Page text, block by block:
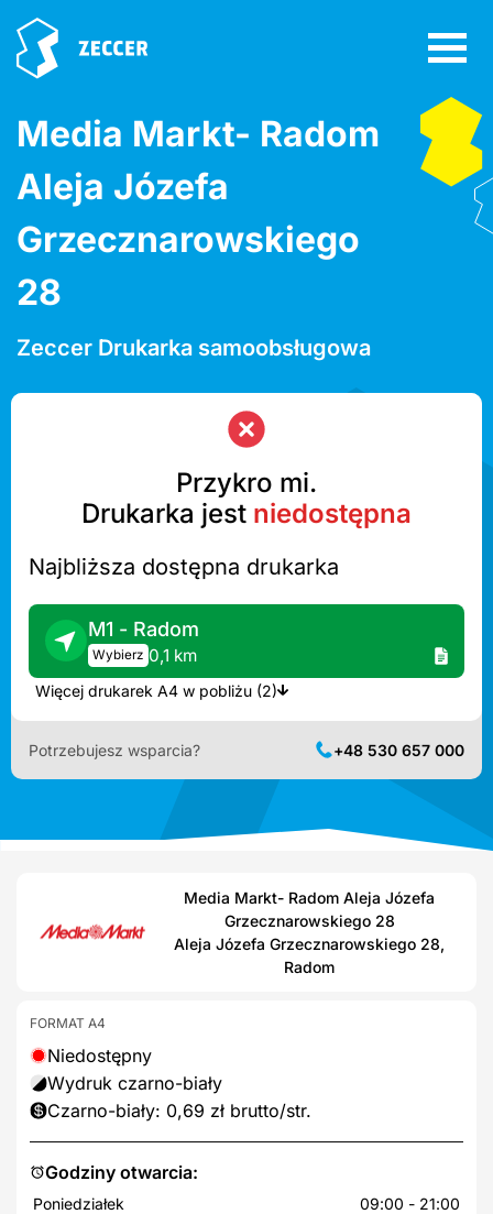
Media Markt- Radom
Aleja Józefa
Grzecznarowskiego
28
Zeccer Drukarka samoobsługowa
Przykro mi.
Drukarka jest niedostępna
Najbliższa dostępna drukarka
M1 - Radom
Wybierz 0,1 km
Więcej drukarek A4 w pobliżu (2)
Potrzebujesz wsparcia? +48 530 657 000
Media Markt- Radom Aleja Józefa
Grzecznarowskiego 28
Aleja Józefa Grzecznarowskiego 28,
Radom
Godziny otwarcia:
Poniedziałek
09:00 - 21:00
FORMAT A4
Niedostępny
Wydruk czarno-biały
Czarno-biały: 0,69 zł brutto/str.